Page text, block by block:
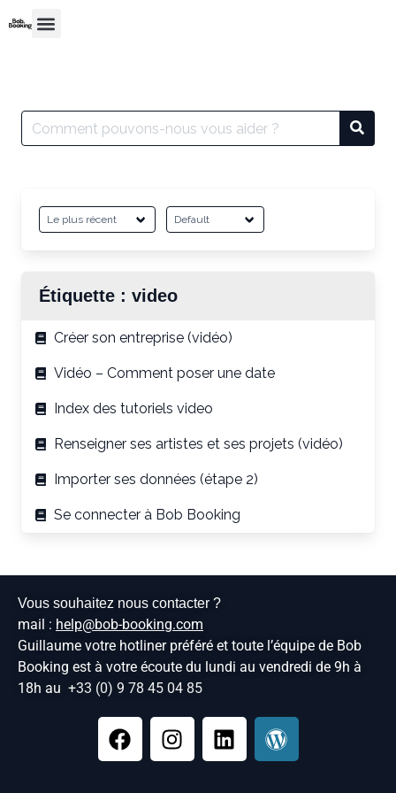
Étiquette : video
Créer son entreprise (vidéo)
Vidéo – Comment poser une date
Index des tutoriels video
Renseigner ses artistes et ses projets (vidéo)
Importer ses données (étape 2)
Se connecter à Bob Booking
Vous souhaitez nous contacter ?
mail : help@bob-booking.com
Guillaume votre hotliner préféré et toute l’équipe de Bob
Booking est à votre écoute du lundi au vendredi de 9h à
18h au +33 (0) 9 78 45 04 85